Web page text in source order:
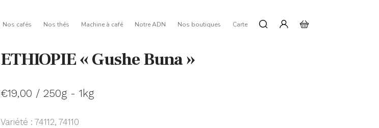
Nos cafés Nos thés Machine à café Notre ADN Nos boutiques Carte
ETHIOPIE « Gushe Buna »
€19,00 / 250g - 1kg
Variété : 74112, 74110